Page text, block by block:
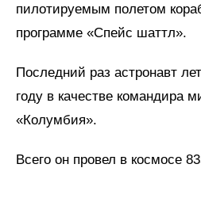
пилотируемым полетом
программе «Спейс шаттл».
Последний раз астронавт
году в качестве командира
«Колумбия».
Всего он провел в космосе